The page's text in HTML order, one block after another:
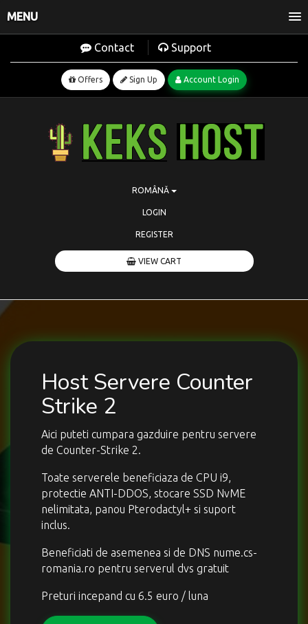
MENU
Contact Support
Offers Sign Up Account Login
ROMÂNĂ
LOGIN
REGISTER
VIEW CART
Host Servere Counter
Strike 2
Aici puteti cumpara gazduire pentru servere
de Counter-Strike 2.
Toate serverele beneficiaza de CPU i9,
protectie ANTI-DDOS, stocare SSD NvME
nelimitata, panou Pterodactyl+ si suport
inclus.
Beneficiati de asemenea si de DNS nume.cs-
romania.ro pentru serverul dvs gratuit
Preturi incepand cu 6.5 euro / luna